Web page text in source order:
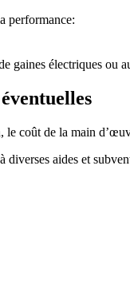
performance:
gaines électriques ou
le coût de la main
diverses aides et